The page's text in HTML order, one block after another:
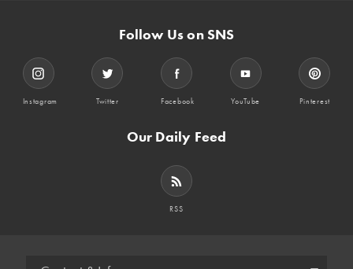
Follow Us on SNS
Instagram Twitter Facebook YouTube Pinterest
Our Daily Feed
RSS